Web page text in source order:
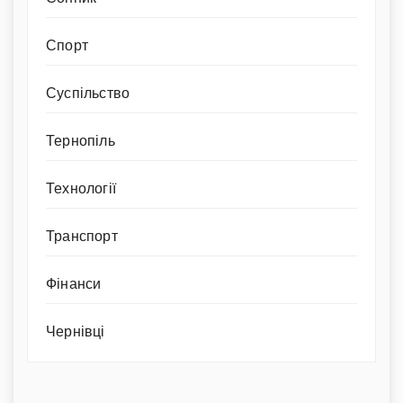
Спорт
Суспільство
Тернопіль
Технології
Транспорт
Фінанси
Чернівці